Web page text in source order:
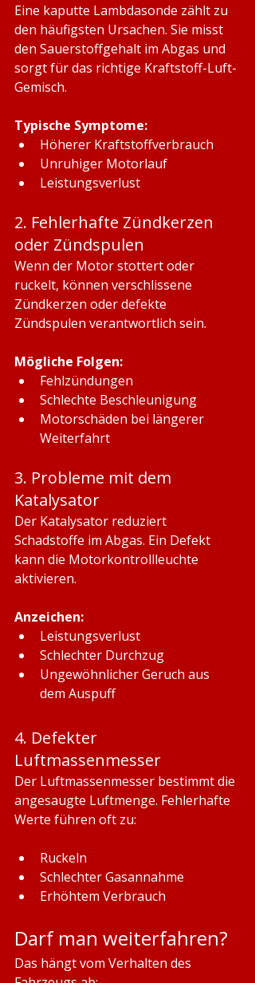
Eine kaputte Lambdasonde zählt zu
den häufigsten Ursachen. Sie misst
den Sauerstoffgehalt im Abgas und
sorgt für das richtige Kraftstoff-Luft-
Gemisch.
Typische Symptome:
Höherer Kraftstoffverbrauch
Unruhiger Motorlauf
Leistungsverlust
2. Fehlerhafte Zündkerzen
oder Zündspulen
Wenn der Motor stottert oder
ruckelt, können verschlissene
Zündkerzen oder defekte
Zündspulen verantwortlich sein.
Mögliche Folgen:
Fehlzündungen
Schlechte Beschleunigung
Motorschäden bei längerer
Weiterfahrt
3. Probleme mit dem
Katalysator
Der Katalysator reduziert
Schadstoffe im Abgas. Ein Defekt
kann die Motorkontrollleuchte
aktivieren.
Anzeichen:
Leistungsverlust
Schlechter Durchzug
Ungewöhnlicher Geruch aus
dem Auspuff
4. Defekter
Luftmassenmesser
Der Luftmassenmesser bestimmt die
angesaugte Luftmenge. Fehlerhafte
Werte führen oft zu:
Ruckeln
Schlechter Gasannahme
Erhöhtem Verbrauch
Darf man weiterfahren?
Das hängt vom Verhalten des